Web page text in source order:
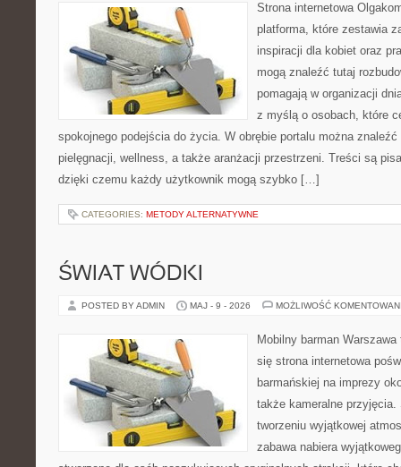
Strona internetowa
platforma, które zestawia
inspiracji dla kobiet oraz
mogą znaleźć tutaj
pomagają w organizacji
z myślą o osobach, które
spokojnego podejścia do życia. W obrębie portalu można
pielęgnacji, wellness, a także aranżacji przestrzeni. Treści są
dzięki czemu każdy użytkownik mogą szybko […]
CATEGORIES: METODY ALTERNATYWNE
ŚWIAT WÓDKI
POSTED BY ADMIN MAJ - 9 - 2026 MOŻLIWOŚĆ
Mobilny barman
się strona internetowa
barmańskiej na imprezy
także kameralne
tworzeniu wyjątkowej
zabawa nabiera